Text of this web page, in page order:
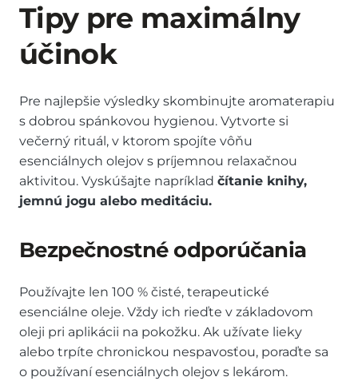
Tipy pre maximálny
účinok
Pre najlepšie výsledky skombinujte aromaterapiu
s dobrou spánkovou hygienou. Vytvorte si
večerný rituál, v ktorom spojíte vôňu
esenciálnych olejov s príjemnou relaxačnou
aktivitou. Vyskúšajte napríklad čítanie knihy,
jemnú jogu alebo meditáciu.
Bezpečnostné odporúčania
Používajte len 100 % čisté, terapeutické
esenciálne oleje. Vždy ich rieďte v základovom
oleji pri aplikácii na pokožku. Ak užívate lieky
alebo trpíte chronickou nespavosťou, poraďte sa
o používaní esenciálnych olejov s lekárom.